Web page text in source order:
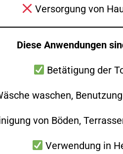
Versorgung von
Diese Anwendungen
Betätigung der
waschen,
von Böden,
Verwendung in